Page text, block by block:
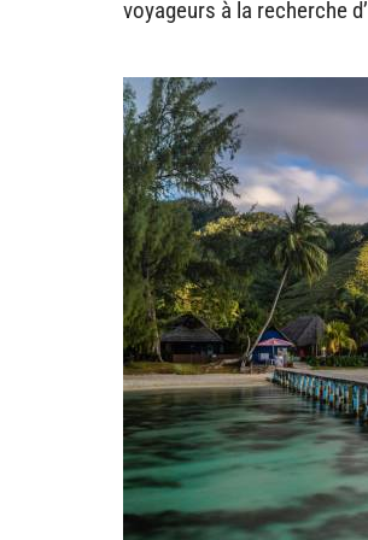
voyageurs à la recherche